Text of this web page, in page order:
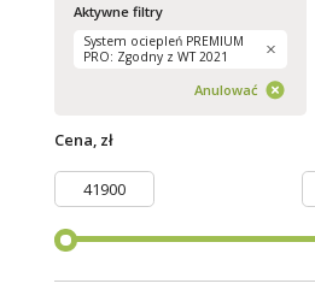
Aktywne filtry
System ociepleń PREMIUM
PRO: Zgodny z WT 2021
Anulować
Cena, zł